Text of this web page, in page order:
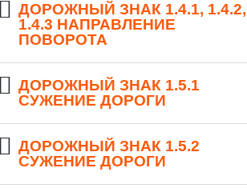
ДОРОЖНЫЙ ЗНАК 1.4.1, 1.4.2,
1.4.3 НАПРАВЛЕНИЕ
ПОВОРОТА
ДОРОЖНЫЙ ЗНАК 1.5.1
СУЖЕНИЕ ДОРОГИ
ДОРОЖНЫЙ ЗНАК 1.5.2
СУЖЕНИЕ ДОРОГИ